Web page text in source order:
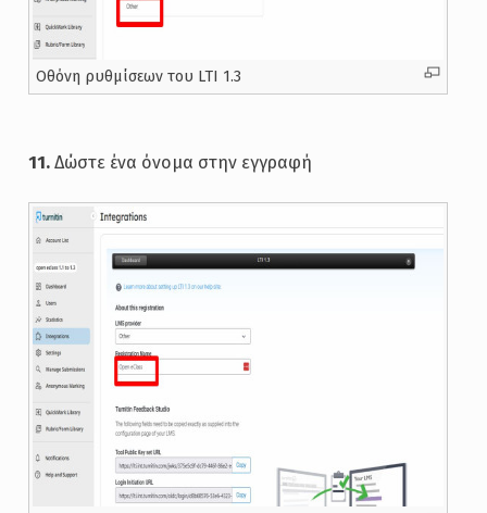
Oθόνη ρυθμίσεων του LTI 1.3
11.Δώστε ένα όνομα στην εγγραφή